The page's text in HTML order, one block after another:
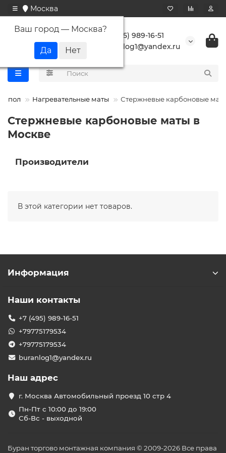
Москва
Ваш город — Москва?
+7 (495) 989-16-51
buranlog1@yandex.ru
пол Нагревательные маты Стержневые карбоновые
Стержневые карбоновые маты в
Москве
Производители
В этой категории нет товаров.
Информация
Наши контакты
+7 (495) 989-16-51
+79775179534
+79775179534
buranlog1@yandex.ru
Наш адрес
г. Москва Автомобильный проезд 10 стр 4
Пн-Пт с 10:00 до 19:00
Сб-Вс - выходной
Буран торгово монтажная компания © 2009-2026 Все права